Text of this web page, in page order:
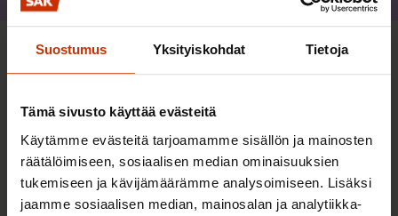
Suostumus Yksityiskohdat Tietoja
Tämä sivusto käyttää evästeitä
Käytämme evästeitä tarjoamamme sisällön ja mainosten
räätälöimiseen, sosiaalisen median ominaisuuksien
tukemiseen ja kävijämäärämme analysoimiseen. Lisäksi
jaamme sosiaalisen median, mainosalan ja analytiikka-
Sinua saattaa myös kiinnostaa